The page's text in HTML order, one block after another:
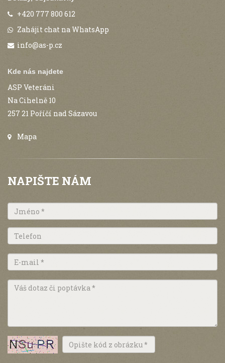
+420 777 800 612
Zahájit chat na WhatsApp
info@as-p.cz
Kde nás najdete
ASP Veteráni
Na Cihelně 10
257 21 Poříčí nad Sázavou
Mapa
NAPIŠTE NÁM